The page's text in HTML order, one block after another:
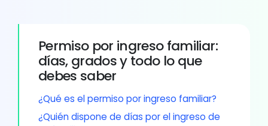
Permiso por ingreso familiar:
días, grados y todo lo que
debes saber
¿Qué es el permiso por ingreso familiar?
¿Quién dispone de días por el ingreso de